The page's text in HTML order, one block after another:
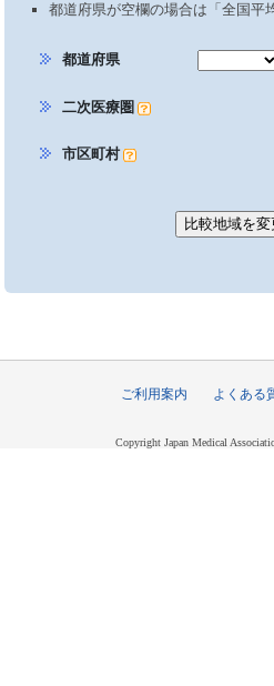
都道府県が空欄の場合は「全国平
都道府県
二次医療圏
市区町村
ご利用案内 よくある
Copyright Japan Medical